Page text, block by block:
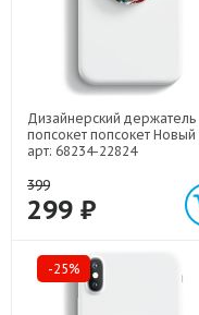
Дизайнерский держатель
попсокет попсокет Новый
арт: 68234-22824
399
299 ₽
-25%